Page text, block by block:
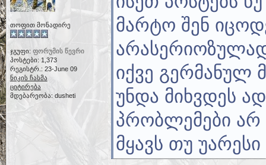
თოფით მონადირე
ჯგუფი: ფორუმის წევრი
პოსტები: 1,373
რეგისტრ.: 23-June 09
ნიკის ჩასმა
ციტირება
მდებარეობა: dusheti
მარტო შენ
იქვე გერმანულ
უნდა მიხვდეს
პრობლემები არ
მყავს თუ უარესი